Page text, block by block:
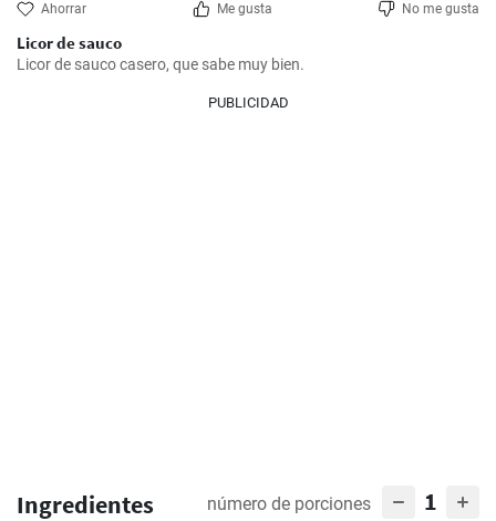
Ahorrar Me gusta No me gusta
Licor de sauco
Licor de sauco casero, que sabe muy bien.
PUBLICIDAD
Ingredientes número de porciones 1